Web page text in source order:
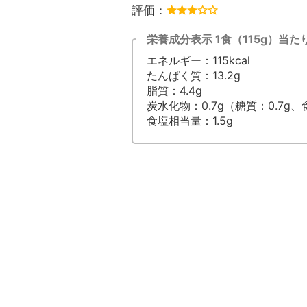
評価：
栄養成分表示 1食（115g）当た
エネルギー：115kcal
たんぱく質：13.2g
脂質：4.4g
炭水化物：0.7g（糖質：0.7g、
食塩相当量：1.5g